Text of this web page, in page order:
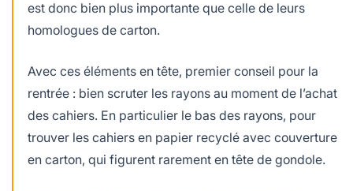
est donc bien plus importante que celle de leurs
homologues de carton.
Avec ces éléments en tête, premier conseil pour la
rentrée : bien scruter les rayons au moment de l’achat
des cahiers. En particulier le bas des rayons, pour
trouver les cahiers en papier recyclé avec couverture
en carton, qui figurent rarement en tête de gondole.